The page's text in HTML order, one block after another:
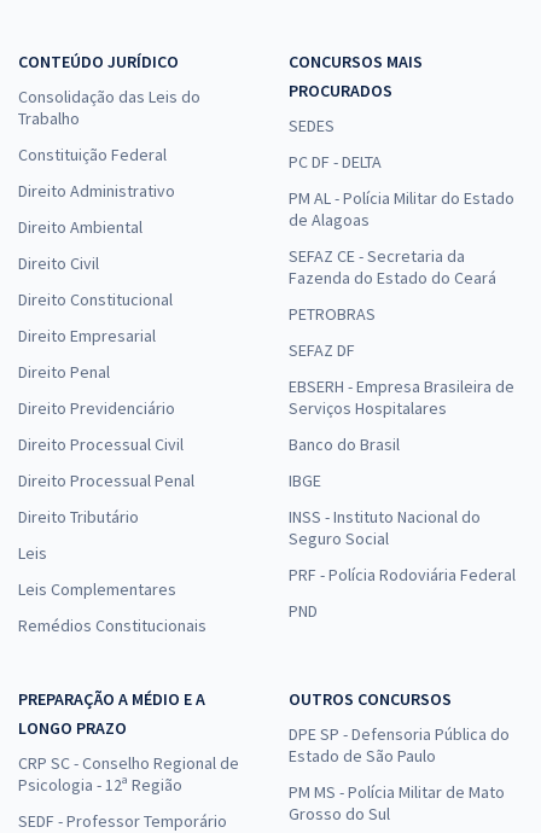
CONTEÚDO JURÍDICO
Consolidação das Leis do
Trabalho
Constituição Federal
Direito Administrativo
Direito Ambiental
Direito Civil
Direito Constitucional
Direito Empresarial
Direito Penal
Direito Previdenciário
Direito Processual Civil
Direito Processual Penal
Direito Tributário
Leis
Leis Complementares
Remédios Constitucionais
CONCURSOS MAIS
PROCURADOS
SEDES
PC DF - DELTA
PM AL - Polícia Militar do Estado
de Alagoas
SEFAZ CE - Secretaria da
Fazenda do Estado do Ceará
PETROBRAS
SEFAZ DF
EBSERH - Empresa Brasileira de
Serviços Hospitalares
Banco do Brasil
IBGE
INSS - Instituto Nacional do
Seguro Social
PRF - Polícia Rodoviária Federal
PND
PREPARAÇÃO A MÉDIO E A
LONGO PRAZO
CRP SC - Conselho Regional de
Psicologia - 12ª Região
SEDF - Professor Temporário
OUTROS CONCURSOS
DPE SP - Defensoria Pública do
Estado de São Paulo
PM MS - Polícia Militar de Mato
Grosso do Sul